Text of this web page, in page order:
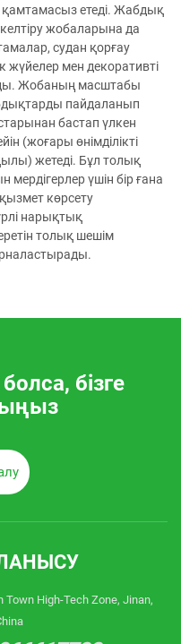
қамтамасыз етеді. Жабдық
жобаларына да
судан қорғау
жүйелер мен декоративті
Жобаның масштабы
пайдаланып
бастап үлкен
(жоғары өнімділікті
жетеді. Бұл толық
мердігерлер үшін бір ғана
көрсету
нарықтық
толық шешім
бізге
High-Tech Zone, Jinan,